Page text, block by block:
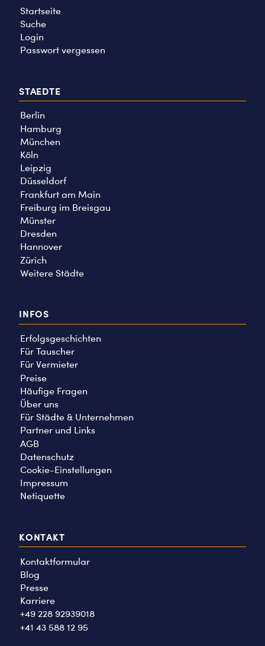
Startseite
Suche
Login
Passwort vergessen
STAEDTE
Berlin
Hamburg
München
Köln
Leipzig
Düsseldorf
Frankfurt am Main
Freiburg im Breisgau
Münster
Dresden
Hannover
Zürich
Weitere Städte
INFOS
Erfolgsgeschichten
Für Tauscher
Für Vermieter
Preise
Häufige Fragen
Über uns
Für Städte & Unternehmen
Partner und Links
AGB
Datenschutz
Cookie-Einstellungen
Impressum
Netiquette
KONTAKT
Kontaktformular
Blog
Presse
Karriere
+49 228 92939018
+41 43 588 12 95